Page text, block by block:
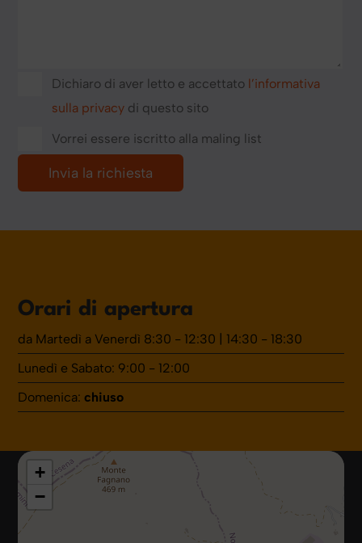
Dichiaro di aver letto e accettato l’informativa
sulla privacy di questo sito
Vorrei essere iscritto alla maling list
Orari di apertura
da Martedì a Venerdì 8:30 - 12:30 | 14:30 - 18:30
Lunedì e Sabato: 9:00 - 12:00
Domenica:chiuso
+
−